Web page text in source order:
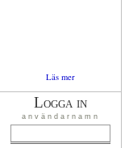
Läs mer
Logga in
användarnamn